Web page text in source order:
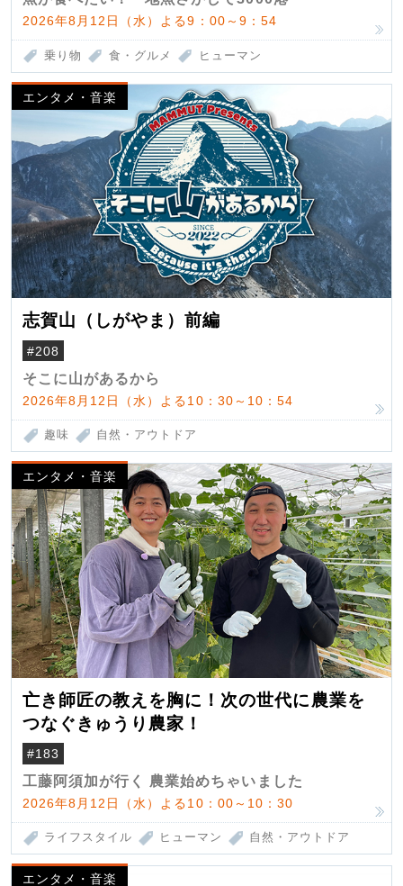
2026年8月12日（水）よる9：00～9：54
乗り物 食・グルメ ヒューマン
エンタメ・音楽
志賀山（しがやま）前編
#208
そこに山があるから
2026年8月12日（水）よる10：30～10：54
趣味 自然・アウトドア
エンタメ・音楽
亡き師匠の教えを胸に！次の世代に農業を
つなぐきゅうり農家！
#183
工藤阿須加が行く 農業始めちゃいました
2026年8月12日（水）よる10：00～10：30
ライフスタイル ヒューマン 自然・アウトドア
エンタメ・音楽